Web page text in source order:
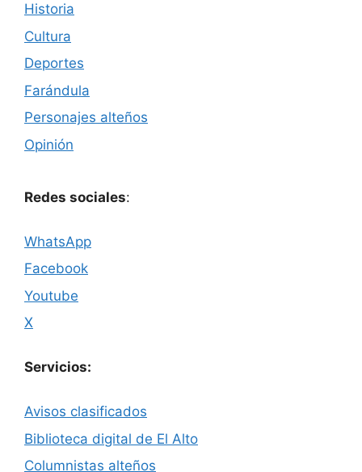
Historia
Cultura
Deportes
Farándula
Personajes alteños
Opinión
Redes sociales:
WhatsApp
Facebook
Youtube
X
Servicios:
Avisos clasificados
Biblioteca digital de El Alto
Columnistas alteños